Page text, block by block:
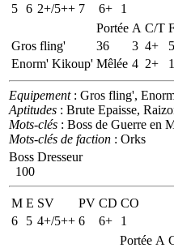
5 6 2+/5++ 7 6+
1
Portée A C/T
Gros fling'
36 3 4+ 5
Enorm' Kikoup' Mêlée 4 2+
Equipement: Gros fling',
Aptitudes : Brute Epaisse,
Mots-clés : Boss de Guerre en
Mots-clés de faction : Orks
Boss Dresseur
100
M E SV PV CD CO
6
5 4+/5++ 6 6+
1
Portée A